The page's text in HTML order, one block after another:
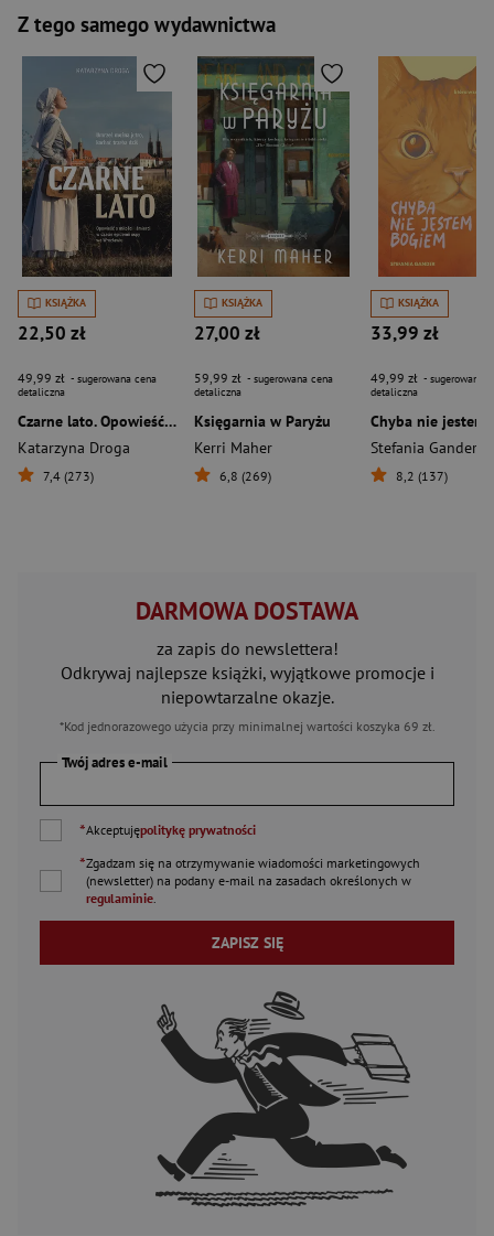
Z tego samego wydawnictwa
KSIĄŻKA
22,50 zł
49,99 zł - sugerowana cena
detaliczna
Czarne lato. Opowieść o miłości i śmierci w czasie epidemii ospy we Wrocławiu
Katarzyna Droga
7,4 (273)
KSIĄŻKA
27,00 zł
59,99 zł - sugerowana cena
detaliczna
Księgarnia w Paryżu
Kerri Maher
6,8 (269)
KSIĄŻKA
33,99 zł
49,99 zł - sugerowana
detaliczna
Stefania Gander
8,2 (137)
DARMOWA DOSTAWA
za zapis do newslettera!
Odkrywaj najlepsze książki, wyjątkowe promocje i
niepowtarzalne okazje.
*Kod jednorazowego użycia przy minimalnej wartości koszyka 69 zł.
Twój adres e-mail
*Akceptujępolitykę prywatności
*Zgadzam się na otrzymywanie wiadomości marketingowych
(newsletter) na podany e-mail na zasadach określonych w
regulaminie
ZAPISZ SIĘ